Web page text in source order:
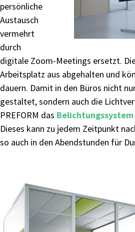
persönliche
Austausch
vermehrt
durch
digitale Zoom-Meetings ersetzt.
Arbeitsplatz aus abgehalten und
dauern. Damit in den Büros nicht
gestaltet, sondern auch die
PREFORM das
Dieses kann zu jedem Zeitpunkt
so auch in den Abendstunden für